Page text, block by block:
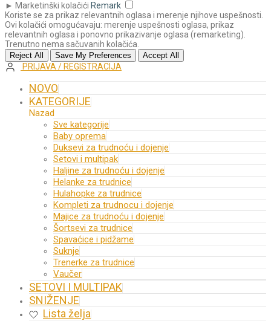
► Marketinški kolačići Remark
Koriste se za prikaz relevantnih oglasa i merenje njihove uspešnosti.
Ovi kolačići omogućavaju: merenje uspešnosti oglasa, prikaz
relevantnih oglasa i ponovno prikazivanje oglasa (remarketing).
Trenutno nema sačuvanih kolačića.
Reject All Save My Preferences Accept All
PRIJAVA / REGISTRACIJA
NOVO
KATEGORIJE
Nazad
Sve kategorije
Baby oprema
Duksevi za trudnoću i dojenje
Setovi i multipak
Haljine za trudnoću i dojenje
Helanke za trudnice
Hulahopke za trudnice
Kompleti za trudnocu i dojenje
Majice za trudnoću i dojenje
Šortsevi za trudnice
Spavaćice i pidžame
Suknje
Trenerke za trudnice
Vaučer
SETOVI I MULTIPAK
SNIŽENJE
Lista želja